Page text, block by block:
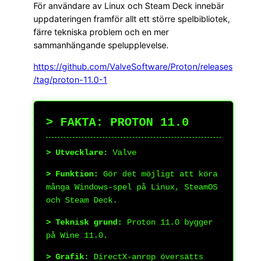
För användare av Linux och Steam Deck innebär
uppdateringen framför allt ett större spelbibliotek,
färre tekniska problem och en mer
sammanhängande spelupplevelse.
https://github.com/ValveSoftware/Proton/releases
/tag/proton-11.0-1
> FAKTA: PROTON 11.0
> Utvecklare: Valve
> Funktion:
Gör det möjligt att köra
många Windows-spel på Linux, SteamOS
och Steam Deck.
> Teknisk grund:
Proton 11.0 bygger
på Wine 11.0.
> Grafik:
DirectX-anrop översätts